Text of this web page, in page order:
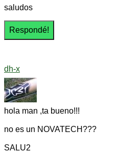
saludos
dh-x
hola man ,ta bueno!!!
no es un NOVATECH???
SALU2